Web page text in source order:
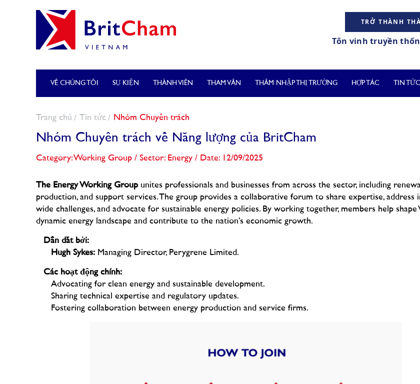
TRỞ THÀNH
Tôn vinh truyền
VỀ CHÚNG TÔI SỤ KIỆN THÀNH VIÊN THAM VẤN THÂM NHẬP THỊ TRƯỜNG HỢP TÁC TIN
Trang chủ Tin tức Nhóm Chuyên trách
Nhóm Chuyên trách về Năng lượng của BritCham
Category: Working Group / Sector: Energy / Date: 12/09/2025
The Energy Working Groupunites professionals and businesses from across the sector, including
production, and support services. The group provides a collaborative forum to share expertise, address
wide challenges, and advocate for sustainable energy policies. By working together, members help shape
dynamic energy landscape and contribute to the nation’s economic growth.
Dẫn dắt bởi:
Hugh Sykes: Managing Director, Perygrene Limited.
Các hoạt động chính:
Advocating for clean energy and sustainable development.
Sharing technical expertise and regulatory updates.
Fostering collaboration between energy production and service firms.